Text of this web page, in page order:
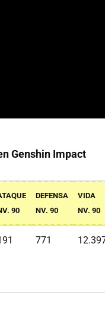
Genshin Impact
90
DEFENSA
NV. 90
VIDA
NV. 90
771